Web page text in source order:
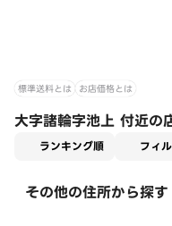
標準送料とは お店価格とは
大字諸輪字池上 付近の
ランキング順 フィ
その他の住所から探す